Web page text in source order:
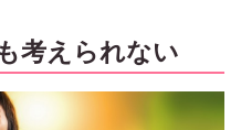
考えられない